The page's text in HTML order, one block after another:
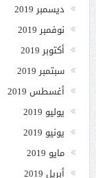
ديسمبر 2019
نوفمبر 2019
أكتوبر 2019
سبتمبر 2019
أغسطس 2019
يوليو 2019
يونيو 2019
مايو 2019
أبريل 2019